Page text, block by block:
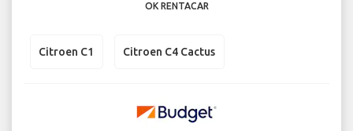
OK RENTACAR
Citroen C1 Citroen C4 Cactus